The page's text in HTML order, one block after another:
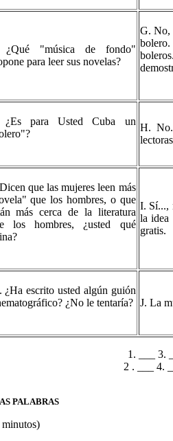
¿Qué "música de fondo"
para leer sus novelas?
G. No,
para Usted Cuba un
H.
que las mujeres leen más
que los hombres, o que
más cerca de la literatura
los hombres, ¿usted qué
I. Sí...,
la idea
gratis.
¿Ha escrito usted algún guión
¿No le tentaría?
J. La
1. ___ 3.
2 . ___ 4.
PALABRAS